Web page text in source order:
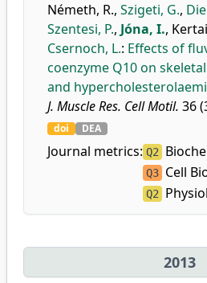
Németh, R., Szigeti, G.,
Szentesi, P., Jóna, I.,
Csernoch, L.: Effects of
coenzyme Q10 on
and
J. Muscle Res. Cell Motil. 36
doi DEA
Journal metrics: Q2
Q3 Cell
Q2
2013